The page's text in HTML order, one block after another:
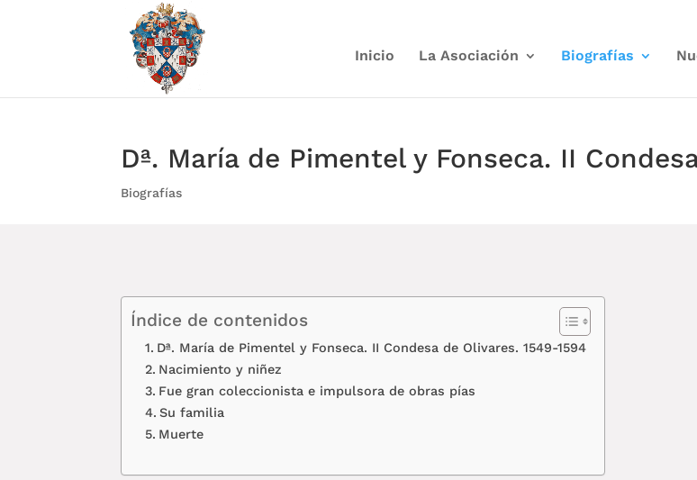
Inicio La Asociación Biografías
Dª. María de Pimentel y Fonseca. II
Biografías
Índice de contenidos
Dª. María de Pimentel y Fonseca. II Condesa de Olivares. 1549-1594
Nacimiento y niñez
Fue gran coleccionista e impulsora de obras pías
Su familia
Muerte